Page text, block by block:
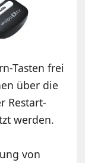
Tasten frei
über die
Restart-
werden.
von